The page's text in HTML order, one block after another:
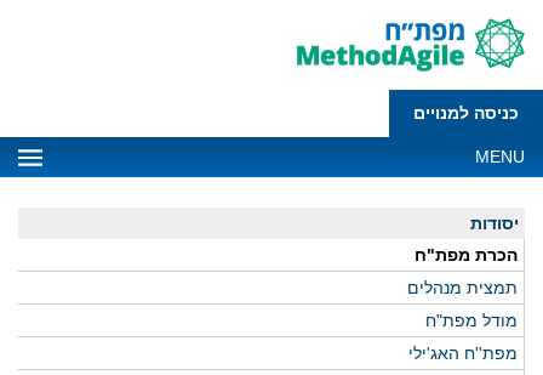
כניסה למנויים
MENU
יסודות
הכרת מפת"ח
תמצית מנהלים
מודל מפת"ח
מפת''ח האג'ילי